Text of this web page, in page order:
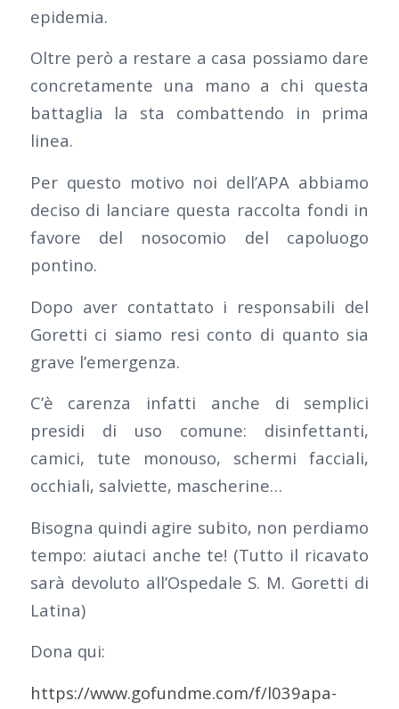
epidemia.
Oltre però a restare a casa possiamo dare
concretamente una mano a chi questa
battaglia la sta combattendo in prima
linea.
Per questo motivo noi dell’APA abbiamo
deciso di lanciare questa raccolta fondi in
favore del nosocomio del capoluogo
pontino.
Dopo aver contattato i responsabili del
Goretti ci siamo resi conto di quanto sia
grave l’emergenza.
C’è carenza infatti anche di semplici
presidi di uso comune: disinfettanti,
camici, tute monouso, schermi facciali,
occhiali, salviette, mascherine…
Bisogna quindi agire subito, non perdiamo
tempo: aiutaci anche te! (Tutto il ricavato
sarà devoluto all’Ospedale S. M. Goretti di
Latina)
Dona qui:
https://www.gofundme.com/f/l039apa-